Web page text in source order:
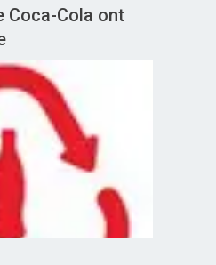
Coca-Cola ont